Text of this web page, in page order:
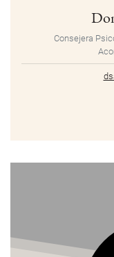
Consejera